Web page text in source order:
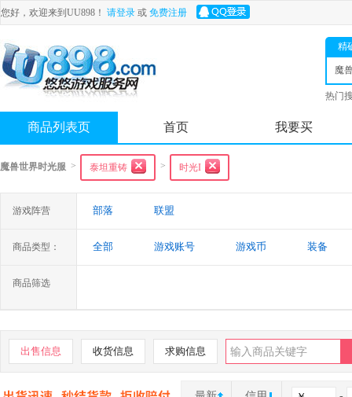
您好，欢迎来到UU898！ 请登录 或 免费注册
精
魔
光
热门
商品列表页 首页 我要买
魔兽世界时光服 > 泰坦重铸 > 时光I
游戏阵营 部落 联盟
商品类型： 全部 游戏账号 游戏币 装备
商品筛选
出售信息 收货信息 求购信息